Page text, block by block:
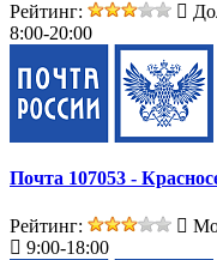
Рейтинг:
8:00-20:00
Почта 107053 -
Рейтинг:
9:00-18:00